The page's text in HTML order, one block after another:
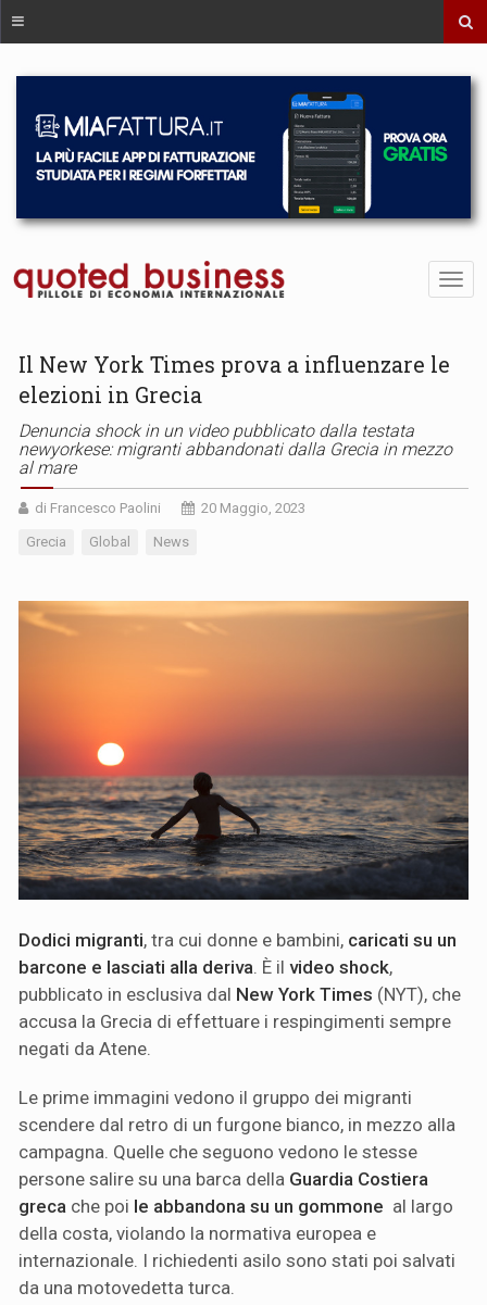
Il New York Times prova a influenzare le
elezioni in Grecia
Denuncia shock in un video pubblicato dalla testata
newyorkese: migranti abbandonati dalla Grecia in mezzo
al mare
di Francesco Paolini 20 Maggio, 2023
Grecia Global News
Dodici migranti, tra cui donne e bambini, caricati su un
barcone e lasciati alla deriva. È il video shock,
pubblicato in esclusiva dal New York Times (NYT), che
accusa la Grecia di effettuare i respingimenti sempre
negati da Atene.
Le prime immagini vedono il gruppo dei migranti
scendere dal retro di un furgone bianco, in mezzo alla
campagna. Quelle che seguono vedono le stesse
persone salire su una barca della Guardia Costiera
greca che poi le abbandona su un gommone al largo
della costa, violando la normativa europea e
internazionale. I richiedenti asilo sono stati poi salvati
da una motovedetta turca.